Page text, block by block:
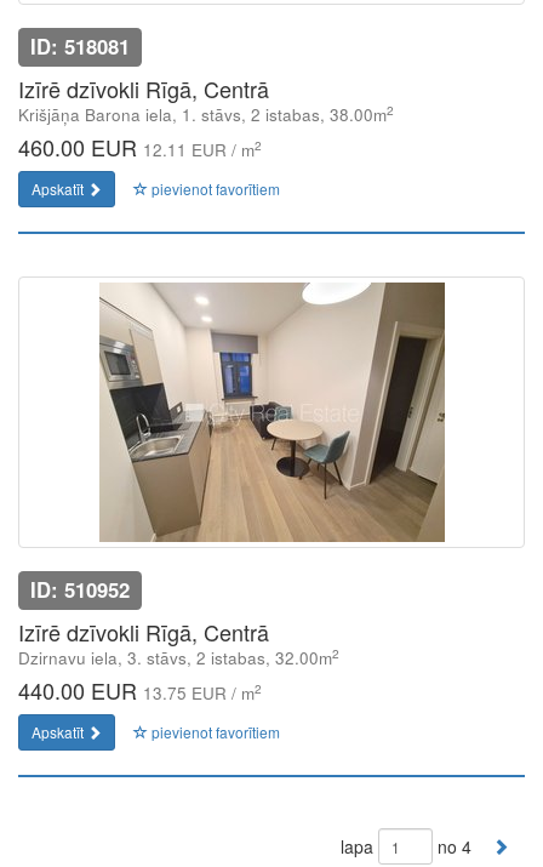
ID: 518081
Izīrē dzīvokli Rīgā, Centrā
Krišjāņa Barona iela, 1. stāvs, 2 istabas, 38.00m2
460.00 EUR 12.11 EUR / m2
Apskatīt pievienot favorītiem
ID: 510952
Izīrē dzīvokli Rīgā, Centrā
Dzirnavu iela, 3. stāvs, 2 istabas, 32.00m2
440.00 EUR 13.75 EUR / m2
Apskatīt pievienot favorītiem
lapa no 4